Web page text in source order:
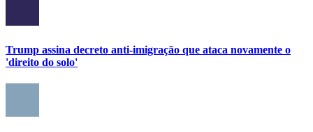
Trump assina decreto anti-imigração que ataca novamente o
'direito do solo'